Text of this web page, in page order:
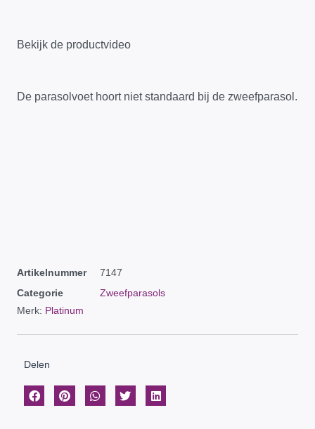
Bekijk de productvideo
De parasolvoet hoort niet standaard bij de zweefparasol.
Artikelnummer
7147
Categorie
Zweefparasols
Merk: Platinum
Delen